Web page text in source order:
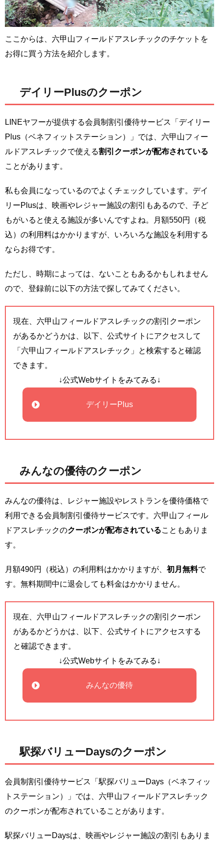
ここからは、六甲山フィールドアスレチックのチケットを
お得に買う方法を紹介します。
デイリーPlusのクーポン
LINEヤフーが提供する会員制割引優待サービス「デイリー
Plus（ベネフィットステーション）」では、六甲山フィー
ルドアスレチックで使える割引クーポンが配布されている
ことがあります。
私も会員になっているのでよくチェックしています。デイ
リーPlusは、映画やレジャー施設の割引もあるので、子ど
もがいると使える施設が多いんですよね。月額550円（税
込）の利用料はかかりますが、いろいろな施設を利用する
ならお得です。
ただし、時期によっては、ないこともあるかもしれません
ので、登録前に以下の方法で探してみてください。
現在、六甲山フィールドアスレチックの割引クーポン
があるかどうかは、以下、公式サイトにアクセスして
「六甲山フィールドアスレチック」と検索すると確認
できます。
↓公式Webサイトをみてみる↓
デイリーPlus
みんなの優待のクーポン
みんなの優待は、レジャー施設やレストランを優待価格で
利用できる会員制割引優待サービスです。六甲山フィール
ドアスレチックのクーポンが配布されていることもありま
す。
月額490円（税込）の利用料はかかりますが、 初月無料で
す。無料期間中に退会しても料金はかかりません。
現在、六甲山フィールドアスレチックの割引クーポン
があるかどうかは、以下、公式サイトにアクセスする
と確認できます。
↓公式Webサイトをみてみる↓
みんなの優待
駅探バリューDaysのクーポン
会員制割引優待サービス「駅探バリューDays（ベネフィッ
トステーション）」では、六甲山フィールドアスレチック
のクーポンが配布されていることがあります。
駅探バリューDaysは、映画やレジャー施設の割引もありま